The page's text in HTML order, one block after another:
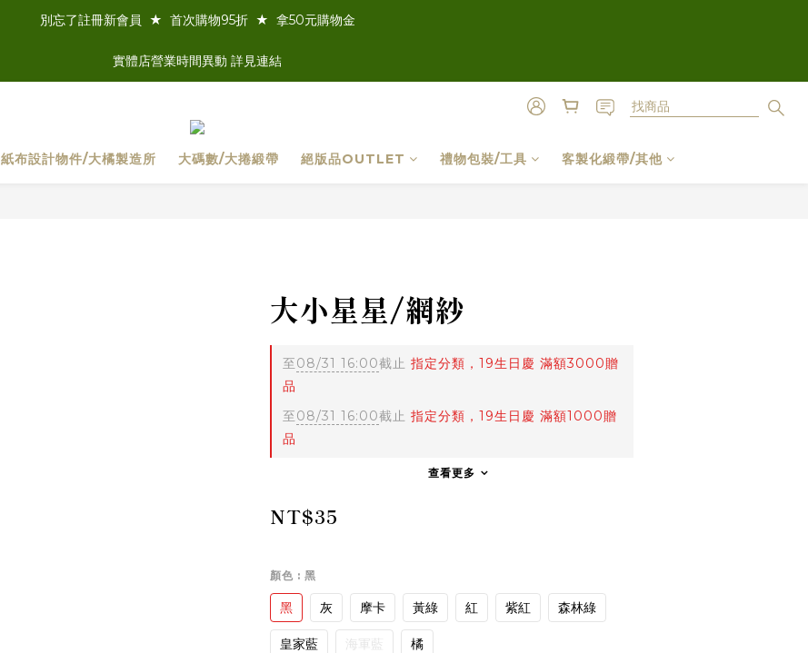
別忘了註冊新會員  ★  首次購物95折  ★  拿50元購物金
實體店營業時間異動 詳見連結
紙布設計物件/大橘製造所 大碼數/大捲緞帶 絕版品OUTLET 禮物包裝/工具 客製化緞帶/其他
大小星星/網紗
至08/31 16:00截止 指定分類，19生日慶 滿額3000贈
品
至08/31 16:00截止 指定分類，19生日慶 滿額1000贈
品
查看更多
NT$35
顏色 : 黑
黑 灰 摩卡 黃綠 紅 紫紅 森林綠
皇家藍 海軍藍 橘